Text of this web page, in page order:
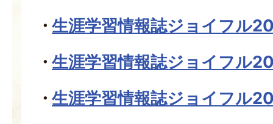
生涯学習情報誌ジョイフル
生涯学習情報誌ジョイフル
生涯学習情報誌ジョイフル